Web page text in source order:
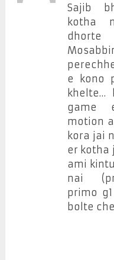
Sajib
kotha
e kono
khelte…
game
motion
kora jai
er kotha
ami
nai
primo
bolte